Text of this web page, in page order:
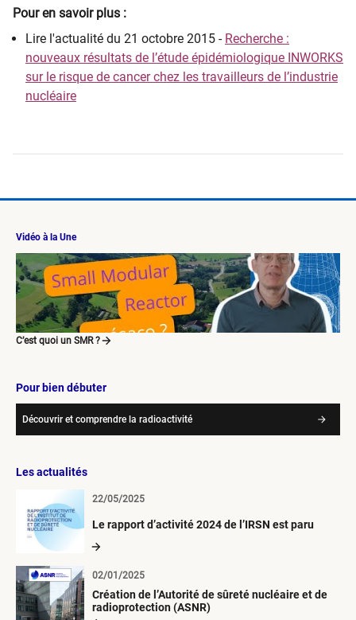
Pour en savoir plus :
Lire l'actualité du 21 octobre 2015 - Recherche :
nouveaux résultats de l’étude épidémiologique INWORKS
sur le risque de cancer chez les travailleurs de l’industrie
nucléaire
Vidéo à la Une
C’est quoi un SMR ?
Pour bien débuter
Découvrir et comprendre la radioactivité
Les actualités
Le rapport d’activité 2024 de l’IRSN est paru
22/05/2025
Création de l’Autorité de sûreté nucléaire et de
radioprotection (ASNR)
02/01/2025